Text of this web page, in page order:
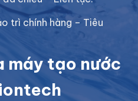
trì chính hàng – Tiêu
máy tạo nước